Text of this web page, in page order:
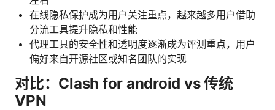
在线隐私保护成为用户关注重点，越来越多用户借助
分流工具提升隐私和性能
代理工具的安全性和透明度逐渐成为评测重点，用户
偏好来自开源社区或知名团队的实现
对比：Clash for android vs 传统
VPN